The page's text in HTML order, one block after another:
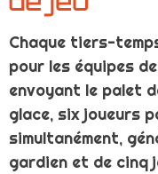
Chaque tiers-
pour les équipes
envoyant le palet
glace, six joueurs
simultanément,
gardien et de cinq